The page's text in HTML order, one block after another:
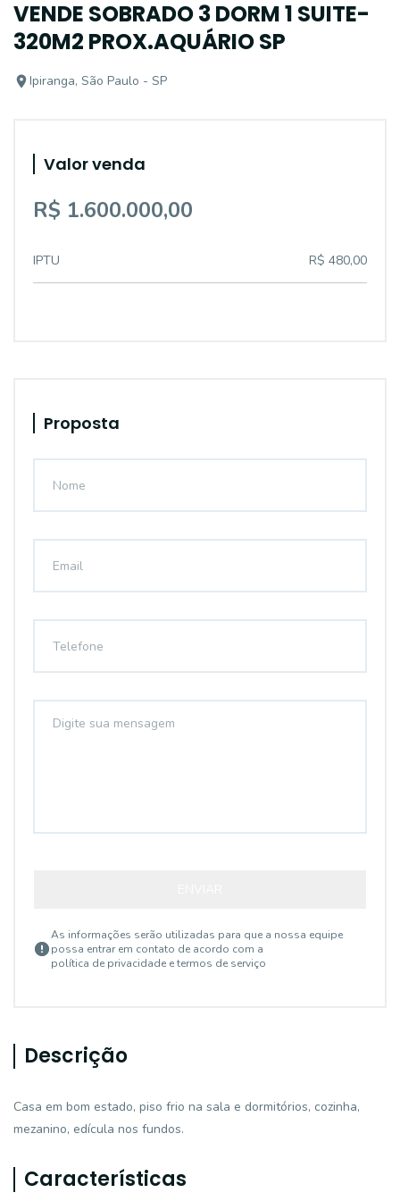
VENDE SOBRADO 3 DORM 1 SUITE-
320M2 PROX.AQUÁRIO SP
Ipiranga, São Paulo - SP
Valor venda
R$ 1.600.000,00
IPTU R$ 480,00
Proposta
As informações serão utilizadas para que a nossa equipe
possa entrar em contato de acordo com a
política de privacidade e termos de serviço
Descrição
Casa em bom estado, piso frio na sala e dormitórios, cozinha,
mezanino, edícula nos fundos.
Características